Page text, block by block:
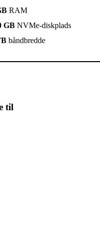
RAM
GB NVMe-diskplads
båndbredde
til